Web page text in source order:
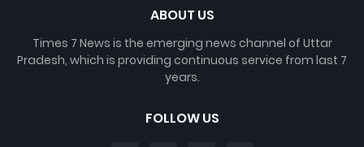
ABOUT US
Times 7 News is the emerging news channel of Uttar
Pradesh, which is providing continuous service from last 7
years.
FOLLOW US